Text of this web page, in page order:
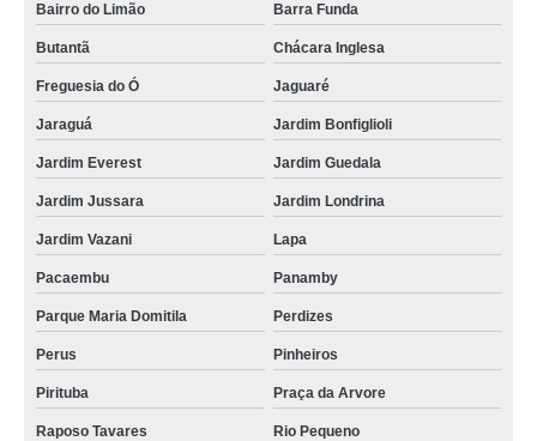
Bairro do Limão Barra Funda
Butantã Chácara Inglesa
Freguesia do Ó Jaguaré
Jaraguá Jardim Bonfiglioli
Jardim Everest Jardim Guedala
Jardim Jussara Jardim Londrina
Jardim Vazani Lapa
Pacaembu Panamby
Parque Maria Domitila Perdizes
Perus Pinheiros
Pirituba Praça da Arvore
Raposo Tavares Rio Pequeno